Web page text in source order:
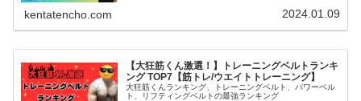
kentatencho.com 2024.01.09
【大狂筋くん激選！】トレーニングベルトランキ
ング TOP7【筋トレ/ウエイトトレーニング】
大狂筋くんランキング、トレーニングベルト、パワーベル
ト、リフティングベルトの最強ランキング